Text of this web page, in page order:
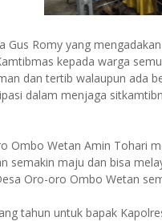
Gus Romy yang
kepada warga
dan tertib walaupun ada
dalam menjaga
Ombo Wetan Amin Tohari
semakin maju dan bisa
Oro-oro Ombo Wetan
tahun untuk bapak